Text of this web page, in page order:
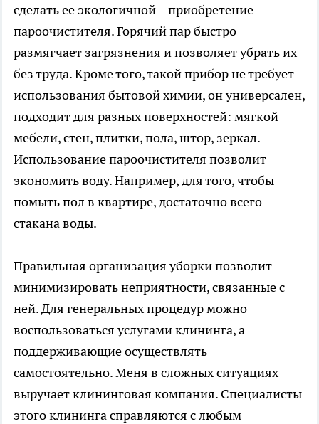
сделать ее экологичной – приобретение
пароочистителя. Горячий пар быстро
размягчает загрязнения и позволяет убрать их
без труда. Кроме того, такой прибор не требует
использования бытовой химии, он универсален,
подходит для разных поверхностей: мягкой
мебели, стен, плитки, пола, штор, зеркал.
Использование пароочистителя позволит
экономить воду. Например, для того, чтобы
помыть пол в квартире, достаточно всего
стакана воды.
Правильная организация уборки позволит
минимизировать неприятности, связанные с
ней. Для генеральных процедур можно
воспользоваться услугами клининга, а
поддерживающие осуществлять
самостоятельно. Меня в сложных ситуациях
выручает клининговая компания. Специалисты
этого клининга справляются с любым